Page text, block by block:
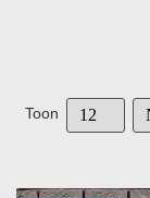
Toon